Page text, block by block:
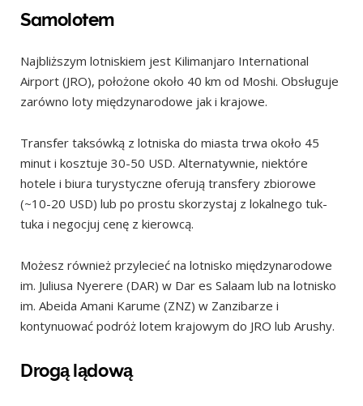
Samolotem
Najbliższym lotniskiem jest Kilimanjaro International
Airport (JRO), położone około 40 km od Moshi. Obsługuje
zarówno loty międzynarodowe jak i krajowe.
Transfer taksówką z lotniska do miasta trwa około 45
minut i kosztuje 30-50 USD. Alternatywnie, niektóre
hotele i biura turystyczne oferują transfery zbiorowe
(~10-20 USD) lub po prostu skorzystaj z lokalnego tuk-
tuka i negocjuj cenę z kierowcą.
Możesz również przylecieć na lotnisko międzynarodowe
im. Juliusa Nyerere (DAR) w Dar es Salaam lub na lotnisko
im. Abeida Amani Karume (ZNZ) w Zanzibarze i
kontynuować podróż lotem krajowym do JRO lub Arushy.
Drogą lądową